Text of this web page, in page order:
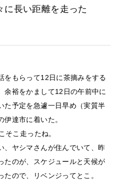
に長い距離を走った
をもらって12日に茶摘みをする
余裕をかまして12日の午前中に
た予定を急遽一日早め（実質半
伊達市に着いた。
そこ走ったね。
、ヤシマさんが住んでいて、昨
たのが、スケジュールと天候が
ので、リベンジってとこ。